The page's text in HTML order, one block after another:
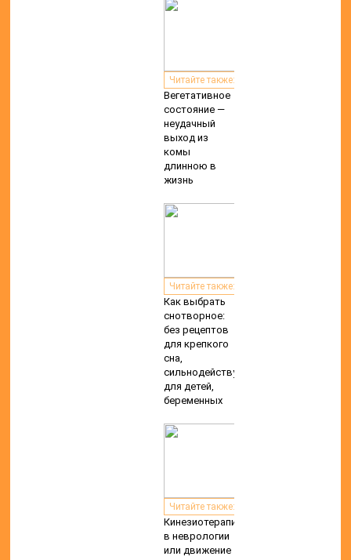
Читайте также:
Вегетативное
состояние —
неудачный
выход из
комы
длинною в
жизнь
Читайте также:
Как выбрать
снотворное:
без рецептов
для крепкого
сна,
сильнодействующее,
для детей,
беременных
Читайте также:
Кинезиотерапия
в неврологии
или движение